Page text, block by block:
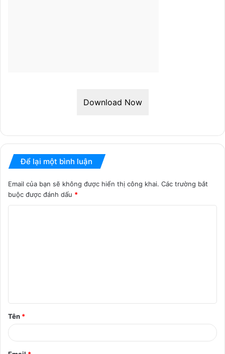
Download Now
Để lại một bình luận
Email của bạn sẽ không được hiển thị công khai. Các trường bắt
buộc được đánh dấu *
ậ
n
*
Tên *